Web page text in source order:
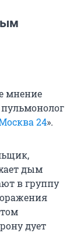
мнение
24».
дым
в группу
дует